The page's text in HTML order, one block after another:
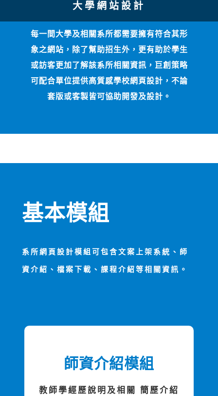
大學網站設計
每一間大學及相關系所都需要擁有符合其形
象之網站，除了幫助招生外，更有助於學生
或訪客更加了解該系所相關資訊，巨創策略
可配合單位提供高質感學校網頁設計，不論
套版或客製皆可協助開發及設計。
基本模組
系所網頁設計模組可包含文案上架系統、師
資介紹、檔案下載、課程介紹等相關資訊。
師資介紹模組
教師學經歷說明及相關 簡歷介紹